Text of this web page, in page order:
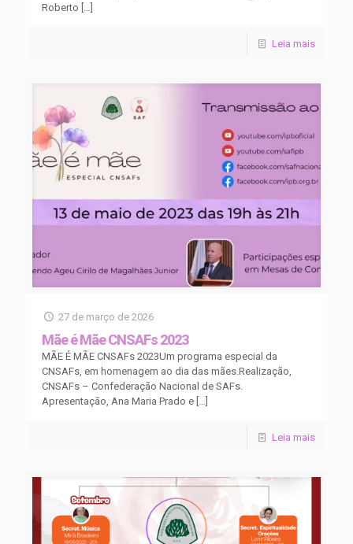
Roberto […]
Leia mais
27 de março de 2026
Mãe é Mãe CNSAFs 2023
MÃE É MÃE CNSAFs 2023Um programa especial da
CNSAFs, em homenagem ao dia das mães.Realização,
CNSAFs – Confederação Nacional de SAFs.
Apresentação, Ana Maria Prado e […]
Leia mais